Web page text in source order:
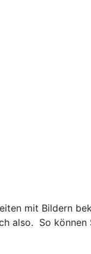
mit Bildern
also. So können